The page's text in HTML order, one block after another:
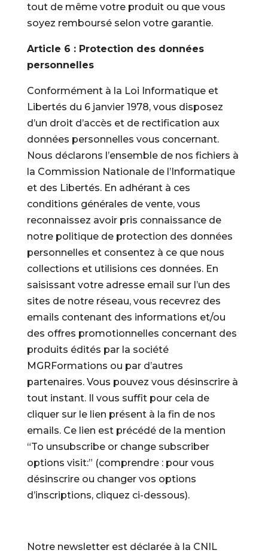
tout de même votre produit ou que vous
soyez remboursé selon votre garantie.
Article 6 : Protection des données
personnelles
Conformément à la Loi Informatique et
Libertés du 6 janvier 1978, vous disposez
d’un droit d’accès et de rectification aux
données personnelles vous concernant.
Nous déclarons l’ensemble de nos fichiers à
la Commission Nationale de l’Informatique
et des Libertés. En adhérant à ces
conditions générales de vente, vous
reconnaissez avoir pris connaissance de
notre politique de protection des données
personnelles et consentez à ce que nous
collections et utilisions ces données. En
saisissant votre adresse email sur l’un des
sites de notre réseau, vous recevrez des
emails contenant des informations et/ou
des offres promotionnelles concernant des
produits édités par la société
MGRFormations ou par d’autres
partenaires. Vous pouvez vous désinscrire à
tout instant. Il vous suffit pour cela de
cliquer sur le lien présent à la fin de nos
emails. Ce lien est précédé de la mention
“To unsubscribe or change subscriber
options visit:” (comprendre : pour vous
désinscrire ou changer vos options
d’inscriptions, cliquez ci-dessous).
Notre newsletter est déclarée à la CNIL